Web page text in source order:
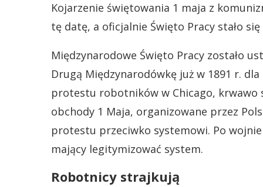
Kojarzenie świętowania 1 maja z
tę datę, a oficjalnie Święto Pracy stało
Międzynarodowe Święto Pracy zostało
Drugą Międzynarodówkę już w 1891 r.
protestu robotników w Chicago, krwawo
obchody 1 Maja, organizowane przez
protestu przeciwko systemowi. Po
mający legitymizować system.
Robotnicy strajkują